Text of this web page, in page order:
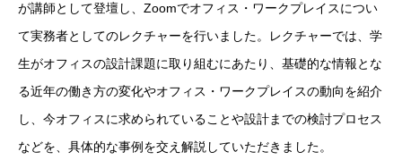
が講師として登壇し、Zoomでオフィス・ワークプレイスについ
て実務者としてのレクチャーを行いました。レクチャーでは、学
生がオフィスの設計課題に取り組むにあたり、基礎的な情報とな
る近年の働き方の変化やオフィス・ワークプレイスの動向を紹介
し、今オフィスに求められていることや設計までの検討プロセス
などを、具体的な事例を交え解説していただきました。